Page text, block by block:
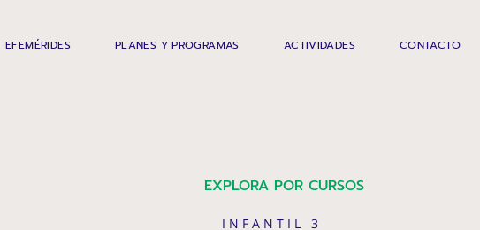
EFEMÉRIDES PLANES Y PROGRAMAS ACTIVIDADES CONTACTO
EXPLORA POR CURSOS
INFANTIL 3